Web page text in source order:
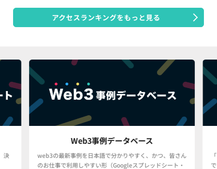
アクセスランキングをもっと見る
Web3事例データベース
web3の最新事例を日本語で分かりやすく、かつ、皆さん
のお仕事で利用しやすい形（Googleスプレッドシート・